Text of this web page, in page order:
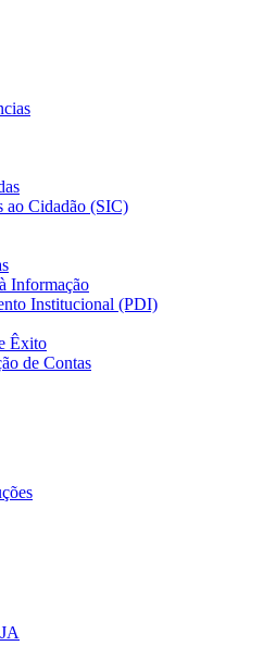
ao Cidadão (SIC)
Informação
Institucional (PDI)
Êxito
de Contas